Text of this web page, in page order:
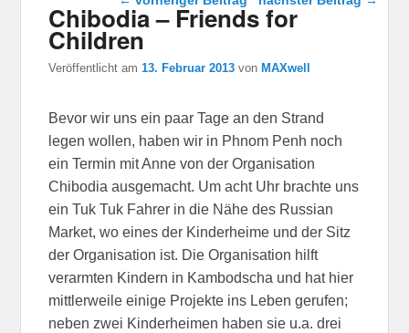
Chibodia – Friends for
Children
Veröffentlicht am13. Februar 2013 vonMAXwell
Bevor wir uns ein paar Tage an den Strand
legen wollen, haben wir in Phnom Penh noch
ein Termin mit Anne von der Organisation
Chibodia ausgemacht. Um acht Uhr brachte uns
ein Tuk Tuk Fahrer in die Nähe des Russian
Market, wo eines der Kinderheime und der Sitz
der Organisation ist. Die Organisation hilft
verarmten Kindern in Kambodscha und hat hier
mittlerweile einige Projekte ins Leben gerufen;
neben zwei Kinderheimen haben sie u.a. drei